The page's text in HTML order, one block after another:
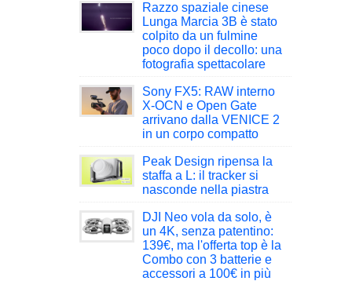
Razzo spaziale cinese
Lunga Marcia 3B è stato
colpito da un fulmine
poco dopo il decollo: una
fotografia spettacolare
Sony FX5: RAW interno
X-OCN e Open Gate
arrivano dalla VENICE 2
in un corpo compatto
Peak Design ripensa la
staffa a L: il tracker si
nasconde nella piastra
DJI Neo vola da solo, è
un 4K, senza patentino:
139€, ma l'offerta top è la
Combo con 3 batterie e
accessori a 100€ in più